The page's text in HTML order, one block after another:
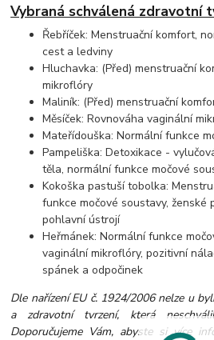
Vybraná schválená zdravotní
Řebříček: Menstruační komfort,
cest a ledviny
Hluchavka: (Před) menstruační
mikroflóry
Maliník: (Před) menstruační
Měsíček: Rovnováha vaginální
Mateřídouška: Normální funkce
Pampeliška: Detoxikace -
těla, normální funkce močové
Kokoška pastuší tobolka:
funkce močové soustavy, ženské
pohlavní ústrojí
Heřmánek: Normální funkce
vaginální mikroflóry, pozitivní
spánek a odpočinek
Dle nařízení EU č. 1924/2006 nelze u
a zdravotní tvrzení, která
Doporučujeme Vám, abyste si více